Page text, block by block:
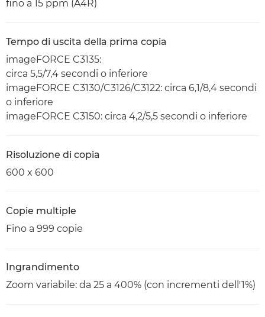
fino a 15 ppm (A4R)
Tempo di uscita della prima copia
imageFORCE C3135:
circa 5,5/7,4 secondi o inferiore
imageFORCE C3130/C3126/C3122: circa 6,1/8,4 secondi
o inferiore
imageFORCE C3150: circa 4,2/5,5 secondi o inferiore
Risoluzione di copia
600 x 600
Copie multiple
Fino a 999 copie
Ingrandimento
Zoom variabile: da 25 a 400% (con incrementi dell'1%)